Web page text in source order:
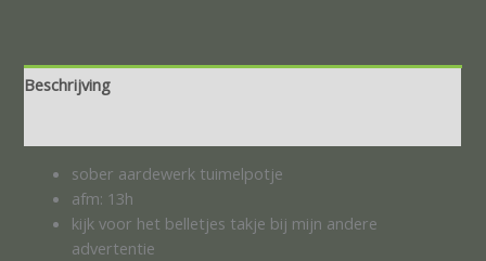
Beschrijving
sober aardewerk tuimelpotje
afm: 13h
kijk voor het belletjes takje bij mijn andere
advertentie